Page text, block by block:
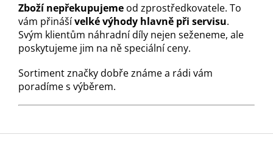
Zboží nepřekupujeme od zprostředkovatele. To
vám přinášívelké výhody hlavně při servisu.
Svým klientům náhradní díly nejen seženeme, ale
poskytujeme jim na ně speciální ceny.
Sortiment značky dobře známe a rádi vám
poradíme s výběrem.
Z